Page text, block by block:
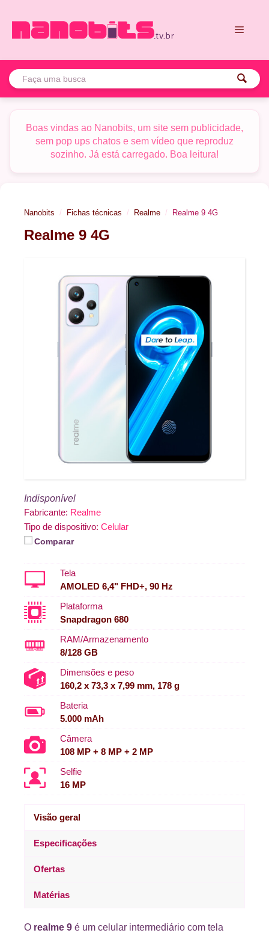
para
Boas vindas ao Nanobits, um site sem publicidade,
sem pop ups chatos e sem vídeo que reproduz
sozinho. Já está carregado. Boa leitura!
Nanobits Fichas técnicas Realme Realme 9 4G
Realme 9 4G
Indisponível
Fabricante: Realme
Tipo de dispositivo: Celular
Comparar
Tela
AMOLED 6,4" FHD+, 90 Hz
Plataforma
Snapdragon 680
RAM/Armazenamento
8/128 GB
Dimensões e peso
160,2 x 73,3 x 7,99 mm, 178 g
Bateria
5.000 mAh
Câmera
108 MP + 8 MP + 2 MP
Selfie
16 MP
Visão geral
Especificações
Ofertas
Matérias
O realme 9 é um celular intermediário com tela